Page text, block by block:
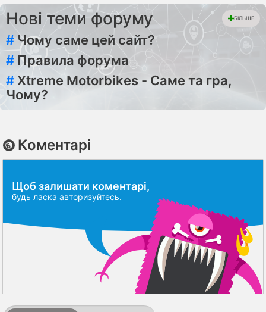
Нові теми форуму БІЛЬШЕ
# Чому саме цей сайт?
# Правила форума
# Xtreme Motorbikes - Саме та гра,
Чому?
Коментарі
Щоб залишати коментарі,
будь ласка авторизуйтесь.